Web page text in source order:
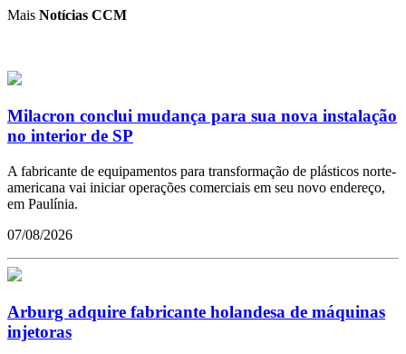
Mais Notícias CCM
Milacron conclui mudança para sua nova instalação
no interior de SP
A fabricante de equipamentos para transformação de plásticos norte-
americana vai iniciar operações comerciais em seu novo endereço,
em Paulínia.
07/08/2026
Arburg adquire fabricante holandesa de máquinas
injetoras